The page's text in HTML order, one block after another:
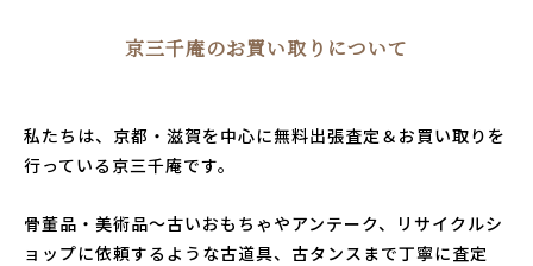
京三千庵のお買い取りについて
私たちは、京都・滋賀を中心に無料出張査定＆お買い取りを
行っている京三千庵です。
骨董品・美術品～古いおもちゃやアンテーク、リサイクルシ
ョップに依頼するような古道具、古タンスまで丁寧に査定